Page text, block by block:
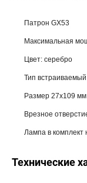
Патрон GX53
Максимальная
Цвет: серебро
Тип встраиваемый
Размер 27x109 мм
Врезное
Лампа в комплект
Технические